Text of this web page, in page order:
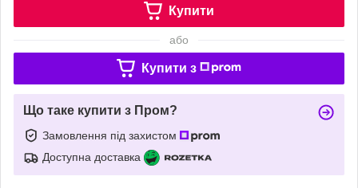
Купити
або
Купити з
Що таке купити з Пром?
Замовлення під захистом
Доступна доставка